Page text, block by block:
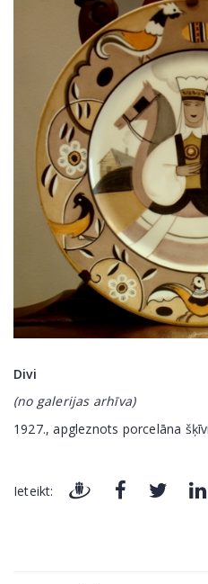
Divi
(no galerijas arhīva)
1927., apgleznots porcelāna
Ieteikt: